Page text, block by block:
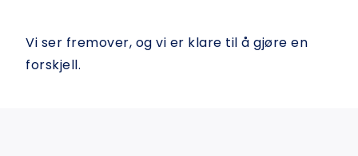
Vi ser fremover, og vi er klare til å gjøre en
forskjell.